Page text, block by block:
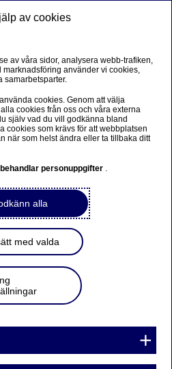
Återköp
i återköpta aktier
kod:
har den 14.12.2023 slutfört
kod: FI4000297767)
Viktad snittkurs/aktie,
av cookies
av våra sidor, analysera webb-trafiken,
använder vi cookies,
samarbetsparter.
cookies. Genom att välja
cookies från oss och våra externa
själv vad du vill godkänna bland
cookies som krävs för att webbplatsen
när som helst ändra eller ta tillbaka ditt
personuppgifter .
alla
med valda